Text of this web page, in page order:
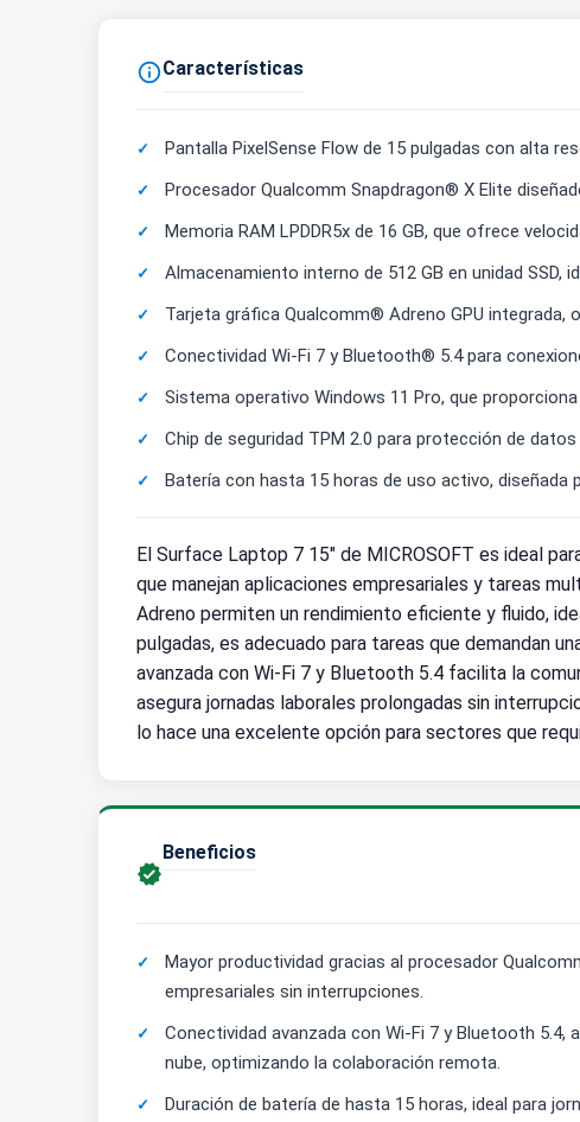
Características
Pantalla PixelSense Flow de 15 pulgadas con alta
Procesador Qualcomm Snapdragon® X Elite
Memoria RAM LPDDR5x de 16 GB, que ofrece
Almacenamiento interno de 512 GB en unidad SSD,
Tarjeta gráfica Qualcomm® Adreno GPU
Conectividad Wi-Fi 7 y Bluetooth® 5.4 para
Sistema operativo Windows 11 Pro, que
Chip de seguridad TPM 2.0 para protección de
Batería con hasta 15 horas de uso activo,
El Surface Laptop 7 15" de MICROSOFT es ideal
que manejan aplicaciones empresariales y tareas
Adreno permiten un rendimiento eficiente y fluido,
pulgadas, es adecuado para tareas que demandan
avanzada con Wi-Fi 7 y Bluetooth 5.4 facilita la
asegura jornadas laborales prolongadas sin
lo hace una excelente opción para sectores que

Beneficios
Mayor productividad gracias al procesador
empresariales sin interrupciones.
Conectividad avanzada con Wi-Fi 7 y Bluetooth
nube, optimizando la colaboración remota.
Duración de batería de hasta 15 horas, ideal para